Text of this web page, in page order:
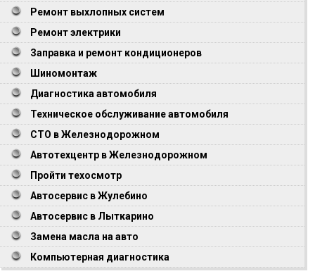
Ремонт выхлопных систем
Ремонт электрики
Заправка и ремонт кондиционеров
Шиномонтаж
Диагностика автомобиля
Техническое обслуживание автомобиля
СТО в Железнодорожном
Автотехцентр в Железнодорожном
Пройти техосмотр
Автосервис в Жулебино
Автосервис в Лыткарино
Замена масла на авто
Компьютерная диагностика